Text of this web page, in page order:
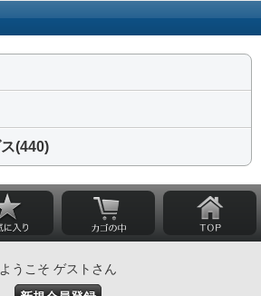
(440)
ようこそ ゲストさん